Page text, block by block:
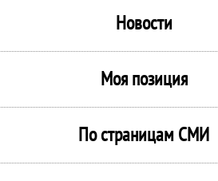
Новости
Моя позиция
По страницам СМИ